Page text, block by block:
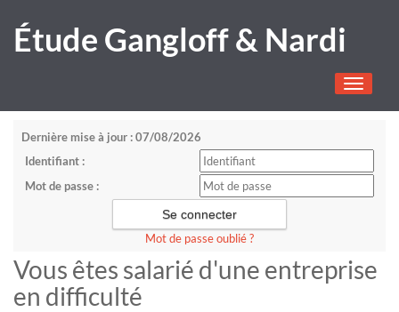
Étude Gangloff & Nardi
Toggle
Dernière mise à jour : 07/08/2026
Identifiant :
Mot de passe :
Mot de passe oublié ?
Vous êtes salarié d'une entreprise
en difficulté